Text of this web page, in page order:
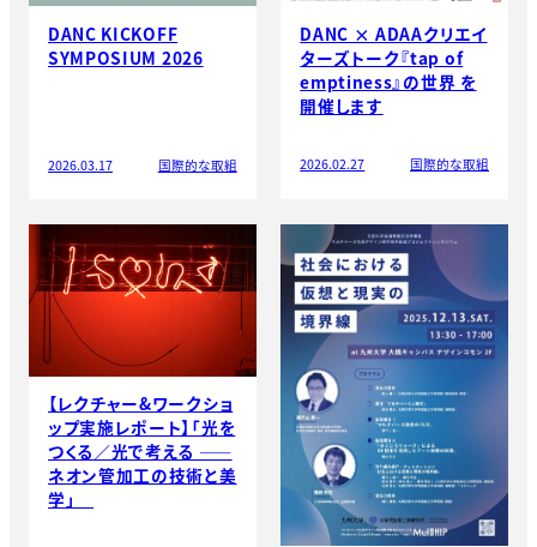
DANC KICKOFF
SYMPOSIUM 2026
2026.03.17 国際的な取組
DANC × ADAAクリエイ
ターズトーク『tap of
emptiness』の世界 を
開催します
2026.02.27 国際的な取組
【レクチャー&ワークショ
ップ実施レポート】「光を
つくる／光で考える ——
ネオン管加工の技術と美
学」